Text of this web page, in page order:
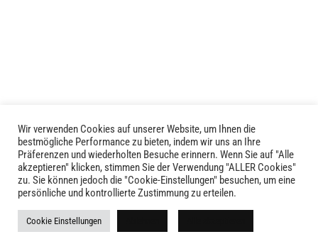
Produktseite
gewählt
werden
LIVID © 2024
Kontakt
Versandkosten
Wir verwenden Cookies auf unserer Website, um Ihnen die
bestmögliche Performance zu bieten, indem wir uns an Ihre
Präferenzen und wiederholten Besuche erinnern. Wenn Sie auf "Alle
akzeptieren" klicken, stimmen Sie der Verwendung "ALLER Cookies"
zu. Sie können jedoch die "Cookie-Einstellungen" besuchen, um eine
persönliche und kontrollierte Zustimmung zu erteilen.
Cookie Einstellungen